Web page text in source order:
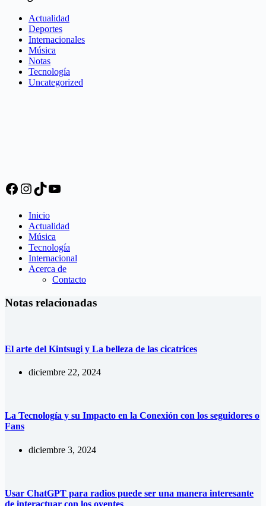
Actualidad
Deportes
Internacionales
Música
Notas
Tecnología
Uncategorized
Facebook
Instagram
TikTok
YouTube
Inicio
Actualidad
Música
Tecnología
Internacional
Acerca de
Contacto
Notas relacionadas
El arte del Kintsugi y La belleza de las cicatrices
diciembre 22, 2024
La Tecnología y su Impacto en la Conexión con los seguidores o
Fans
diciembre 3, 2024
Usar ChatGPT para radios puede ser una manera interesante
de interactuar con los oyentes